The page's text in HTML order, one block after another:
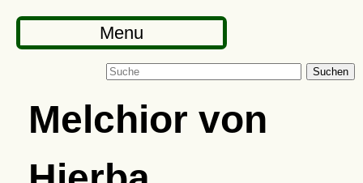
Menu
Suchen
Melchior von